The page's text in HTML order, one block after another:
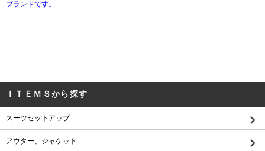
ブランドです。
ＩＴＥＭＳから探す
スーツセットアップ
アウター、ジャケット